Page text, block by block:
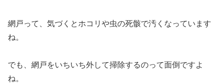
網戸って、気づくとホコリや虫の死骸で汚くなっています
ね。
でも、網戸をいちいち外して掃除するのって面倒ですよ
ね。